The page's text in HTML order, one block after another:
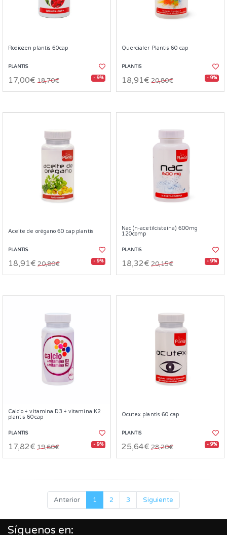
Rodiozen plantis 60cap
PLANTIS
17,00€ 18,70€ - 9%
Quercialer Plantis 60 cap
PLANTIS
18,91€ 20,80€ - 9%
Aceite de orégano 60 cap plantis
PLANTIS
18,91€ 20,80€ - 9%
Nac (n-acetilcisteina) 600mg
120comp
PLANTIS
18,32€ 20,15€ - 9%
Calcio + vitamina D3 + vitamina K2
plantis 60cap
PLANTIS
17,82€ 19,60€ - 9%
Ocutex plantis 60 cap
PLANTIS
25,64€ 28,20€ - 9%
Anterior 1 2 3 Siguiente
Síguenos en: